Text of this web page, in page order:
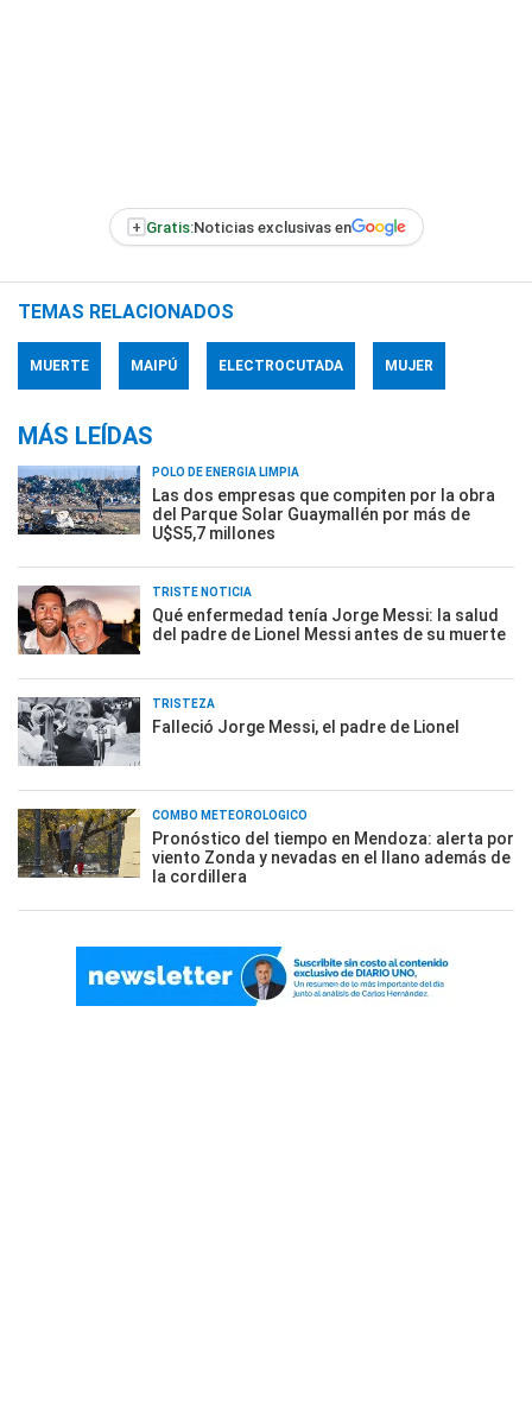
+ Gratis:Noticias exclusivas en
TEMAS RELACIONADOS
MUERTE MAIPÚ ELECTROCUTADA MUJER
MÁS LEÍDAS
POLO DE ENERGÍA LIMPIA
Las dos empresas que compiten por la obra
del Parque Solar Guaymallén por más de
U$S5,7 millones
TRISTE NOTICIA
Qué enfermedad tenía Jorge Messi: la salud
del padre de Lionel Messi antes de su muerte
TRISTEZA
Falleció Jorge Messi, el padre de Lionel
COMBO METEOROLÓGICO
Pronóstico del tiempo en Mendoza: alerta por
viento Zonda y nevadas en el llano además de
la cordillera